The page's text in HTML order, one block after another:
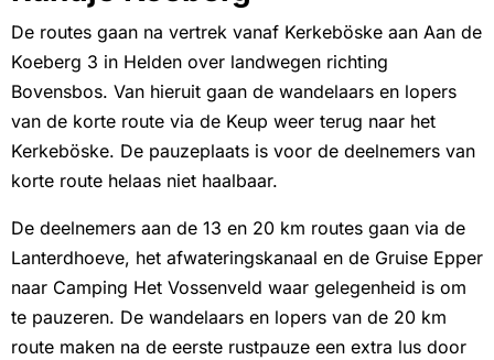
De routes gaan na vertrek vanaf Kerkeböske aan Aan de
Koeberg 3 in Helden over landwegen richting
Bovensbos. Van hieruit gaan de wandelaars en lopers
van de korte route via de Keup weer terug naar het
Kerkeböske. De pauzeplaats is voor de deelnemers van
korte route helaas niet haalbaar.
De deelnemers aan de 13 en 20 km routes gaan via de
Lanterdhoeve, het afwateringskanaal en de Gruise Epper
naar Camping Het Vossenveld waar gelegenheid is om
te pauzeren. De wandelaars en lopers van de 20 km
route maken na de eerste rustpauze een extra lus door